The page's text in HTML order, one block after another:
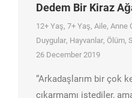
Dedem Bir Kiraz
12+ Yaş, 7+ Yaş, Aile, Anne
Duygular, Hayvanlar, Ölüm,
26 December 2019
“Arkadaşlarım bir çok
çıkarmamı istediler,